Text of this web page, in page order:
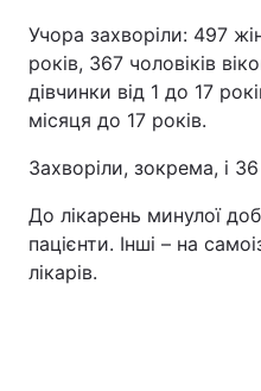
Учора захворіли: 497
років, 367 чоловіків
дівчинки від 1 до 17
місяця до 17 років.
Захворіли, зокрема, і
До лікарень минулої
пацієнти. Інші – на
лікарів.